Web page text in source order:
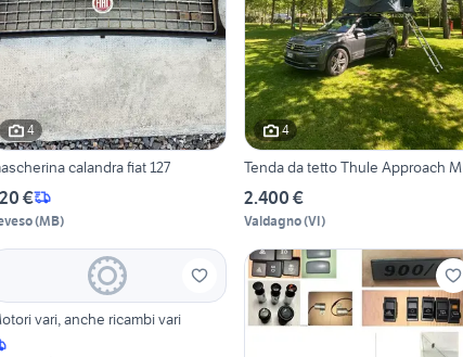
4
mascherina calandra fiat 127
€
(MB)
4
Tenda da tetto Thule Approach M
2.400 €
Valdagno(VI)
vari, anche ricambi vari